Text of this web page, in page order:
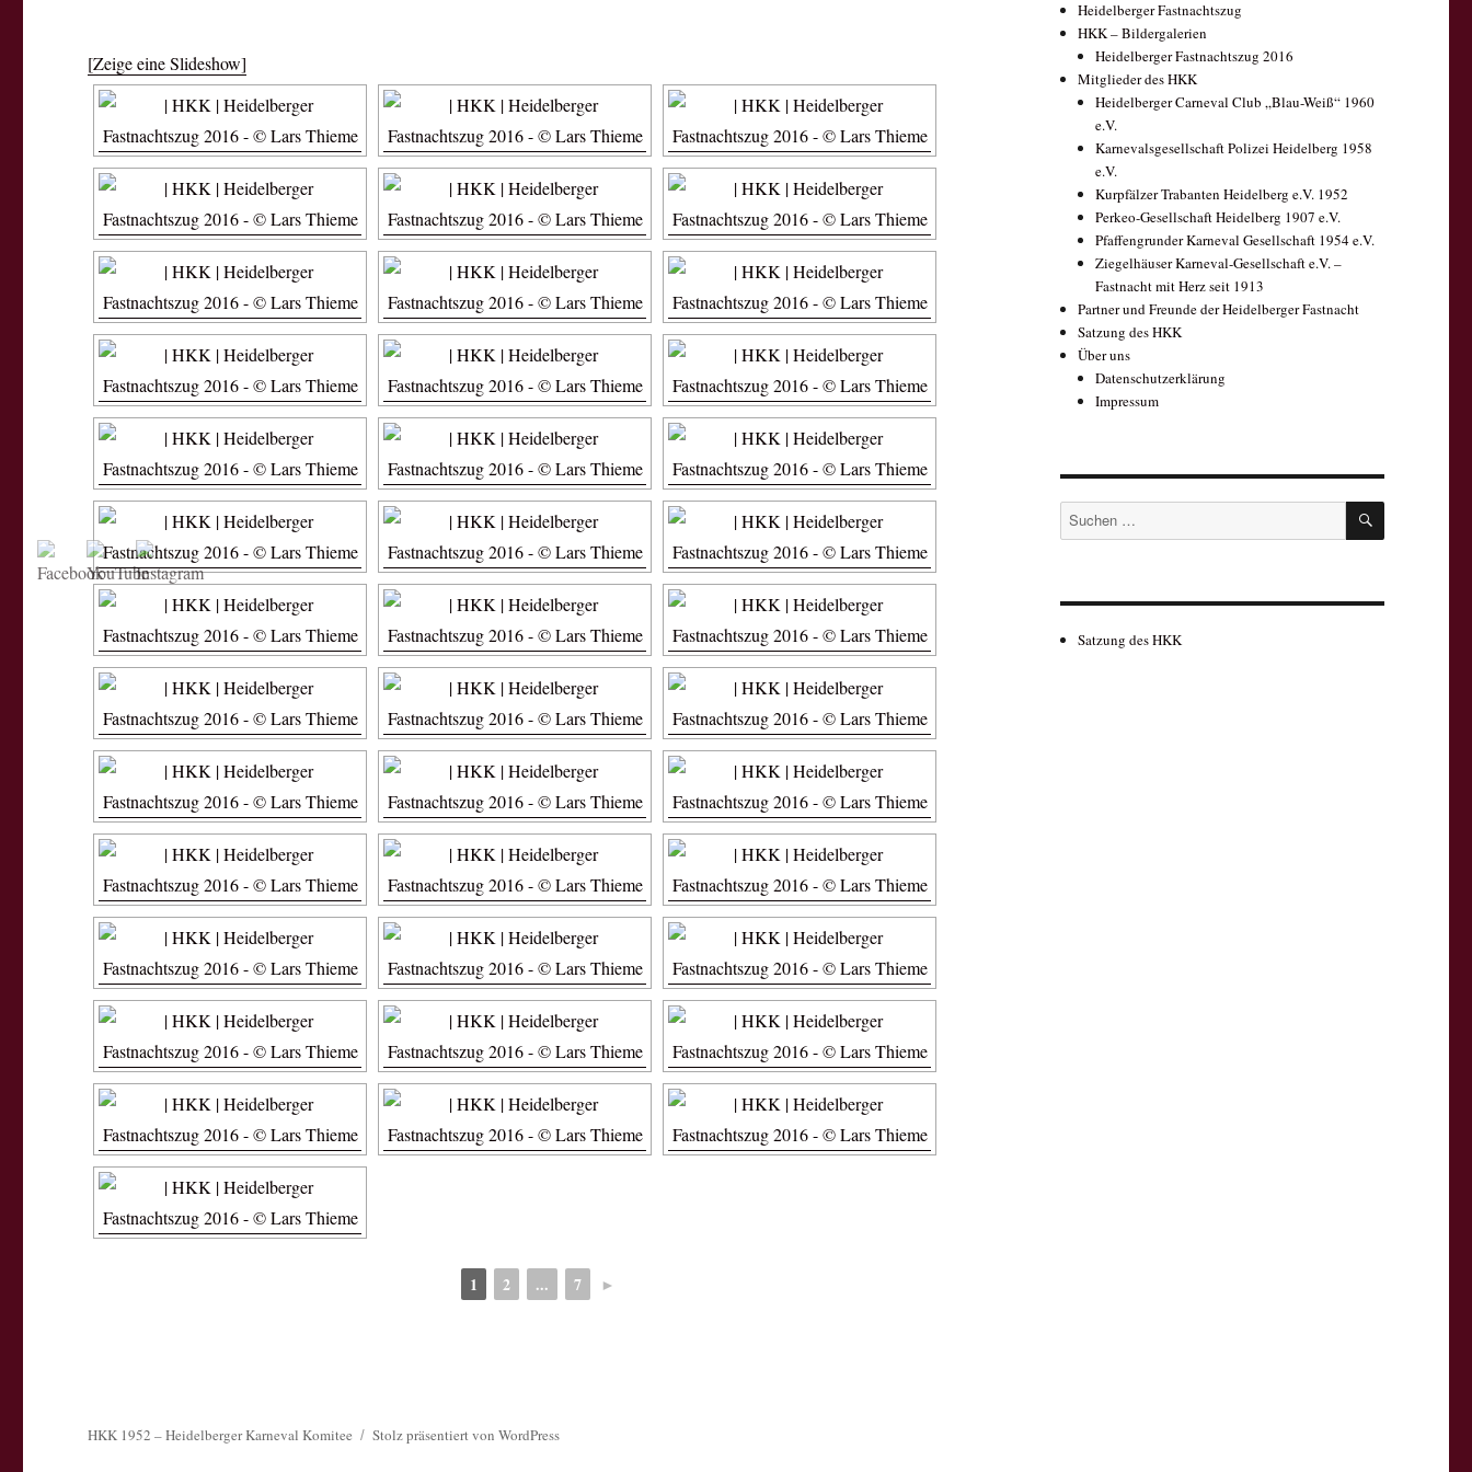
[Zeige eine Slideshow]
1 2 ... 7 ►
Heidelberger Fastnachtszug
HKK – Bildergalerien
Heidelberger Fastnachtszug 2016
Mitglieder des HKK
Heidelberger Carneval Club „Blau-Weiß“ 1960
e.V.
Karnevalsgesellschaft Polizei Heidelberg 1958
e.V.
Kurpfälzer Trabanten Heidelberg e.V. 1952
Perkeo-Gesellschaft Heidelberg 1907 e.V.
Pfaffengrunder Karneval Gesellschaft 1954 e.V.
Ziegelhäuser Karneval-Gesellschaft e.V. –
Fastnacht mit Herz seit 1913
Partner und Freunde der Heidelberger Fastnacht
Satzung des HKK
Über uns
Datenschutzerklärung
Impressum
Suchen
nach:
SUCHEN
Satzung des HKK
HKK 1952 – Heidelberger Karneval Komitee Stolz präsentiert von WordPress